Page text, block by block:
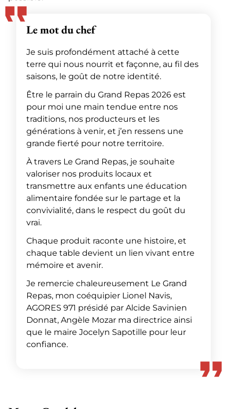
Le mot du chef
Je suis profondément attaché à cette
terre qui nous nourrit et façonne, au fil des
saisons, le goût de notre identité.
Être le parrain du Grand Repas 2026 est
pour moi une main tendue entre nos
traditions, nos producteurs et les
générations à venir, et j’en ressens une
grande fierté pour notre territoire.
À travers Le Grand Repas, je souhaite
valoriser nos produits locaux et
transmettre aux enfants une éducation
alimentaire fondée sur le partage et la
convivialité, dans le respect du goût du
vrai.
Chaque produit raconte une histoire, et
chaque table devient un lien vivant entre
mémoire et avenir.
Je remercie chaleureusement Le Grand
Repas, mon coéquipier Lionel Navis,
AGORES 971 présidé par Alcide Savinien
Donnat, Angèle Mozar ma directrice ainsi
que le maire Jocelyn Sapotille pour leur
confiance.